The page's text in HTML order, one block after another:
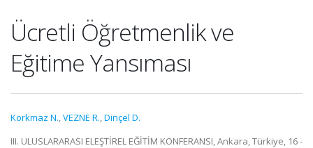
Ücretli Öğretmenlik ve
Eğitime Yansıması
Korkmaz N.,VEZNE R.,Dinçel D.
III. ULUSLARARASI ELEŞTİREL EĞİTİM KONFERANSI, Ankara, Türkiye, 16 -